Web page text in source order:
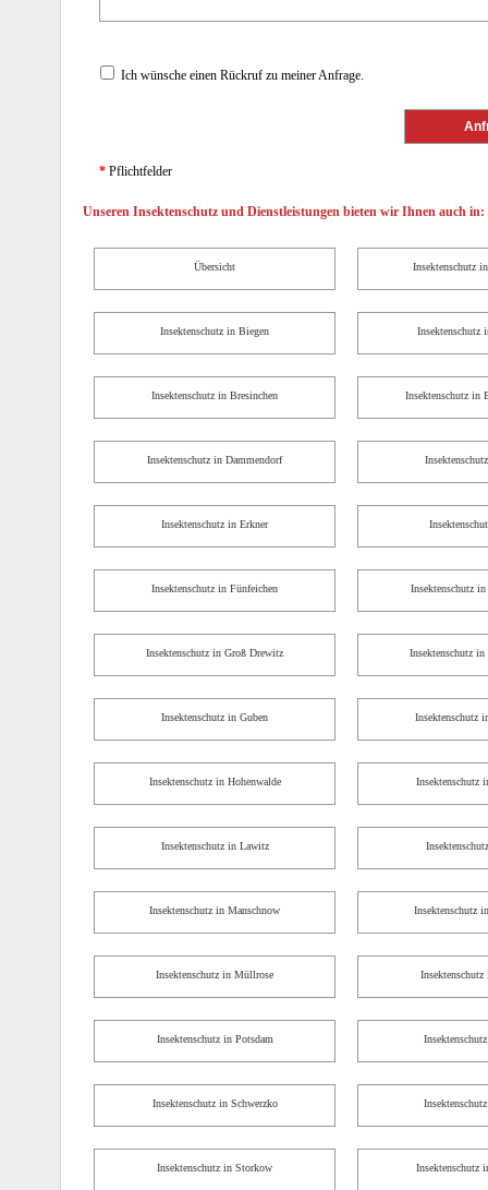
Ich wünsche einen Rückruf zu meiner Anfrage.
* Pflichtfelder
Unseren Insektenschutz und Dienstleistungen bieten wir Ihnen auch in:
Übersicht Insektenschutz
Insektenschutz in Biegen Insektenschutz
Insektenschutz in Bresinchen Insektenschutz in
Insektenschutz in Dammendorf
Insektenschutz in Erkner
Insektenschutz in Fünfeichen Insektenschutz
Insektenschutz in Groß Drewitz Insektenschutz
Insektenschutz in Guben Insektenschutz
Insektenschutz in Hohenwalde Insektenschutz
Insektenschutz in Lawitz
Insektenschutz in Manschnow Insektenschutz
Insektenschutz in Müllrose Insektenschutz
Insektenschutz in Potsdam
Insektenschutz in Schwerzko
Insektenschutz in Storkow Insektenschutz